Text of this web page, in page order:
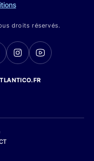
droits réservés.